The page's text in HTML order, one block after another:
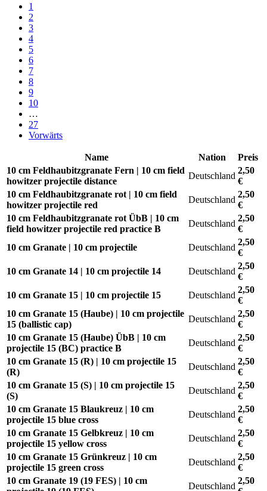
1
2
3
4
5
6
7
8
9
10
…
27
Vorwärts
Name Nation
Preis
10 cm Feldhaubitzgranate Fern | 10 cm field
howitzer projectile distance
Deutschland
2,50
€
10 cm Feldhaubitzgranate rot | 10 cm field
howitzer projectile red
Deutschland
2,50
€
10 cm Feldhaubitzgranate rot ÜbB | 10 cm
field howitzer projectile red practice B
Deutschland
2,50
€
10 cm Granate | 10 cm projectile
Deutschland
2,50
€
10 cm Granate 14 | 10 cm projectile 14
Deutschland
2,50
€
10 cm Granate 15 | 10 cm projectile 15
Deutschland
2,50
€
10 cm Granate 15 (Haube) | 10 cm projectile
15 (ballistic cap)
Deutschland
2,50
€
10 cm Granate 15 (Haube) ÜbB | 10 cm
projectile 15 (BC) practice B
Deutschland
2,50
€
10 cm Granate 15 (R) | 10 cm projectile 15
(R)
Deutschland
2,50
€
10 cm Granate 15 (S) | 10 cm projectile 15
(S)
Deutschland
2,50
€
10 cm Granate 15 Blaukreuz | 10 cm
projectile 15 blue cross
Deutschland
2,50
€
10 cm Granate 15 Gelbkreuz | 10 cm
projectile 15 yellow cross
Deutschland
2,50
€
10 cm Granate 15 Grünkreuz | 10 cm
projectile 15 green cross
Deutschland
2,50
€
10 cm Granate 19 (19 FES) | 10 cm
Deutschland
2,50